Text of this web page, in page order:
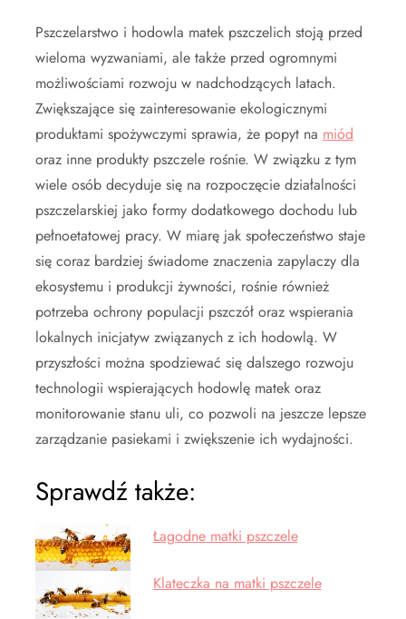
Pszczelarstwo i hodowla matek pszczelich stoją przed
wieloma wyzwaniami, ale także przed ogromnymi
możliwościami rozwoju w nadchodzących latach.
Zwiększające się zainteresowanie ekologicznymi
produktami spożywczymi sprawia, że popyt na miód
oraz inne produkty pszczele rośnie. W związku z tym
wiele osób decyduje się na rozpoczęcie działalności
pszczelarskiej jako formy dodatkowego dochodu lub
pełnoetatowej pracy. W miarę jak społeczeństwo staje
się coraz bardziej świadome znaczenia zapylaczy dla
ekosystemu i produkcji żywności, rośnie również
potrzeba ochrony populacji pszczół oraz wspierania
lokalnych inicjatyw związanych z ich hodowlą. W
przyszłości można spodziewać się dalszego rozwoju
technologii wspierających hodowlę matek oraz
monitorowanie stanu uli, co pozwoli na jeszcze lepsze
zarządzanie pasiekami i zwiększenie ich wydajności.
Sprawdź także:
Łagodne matki pszczele
Klateczka na matki pszczele